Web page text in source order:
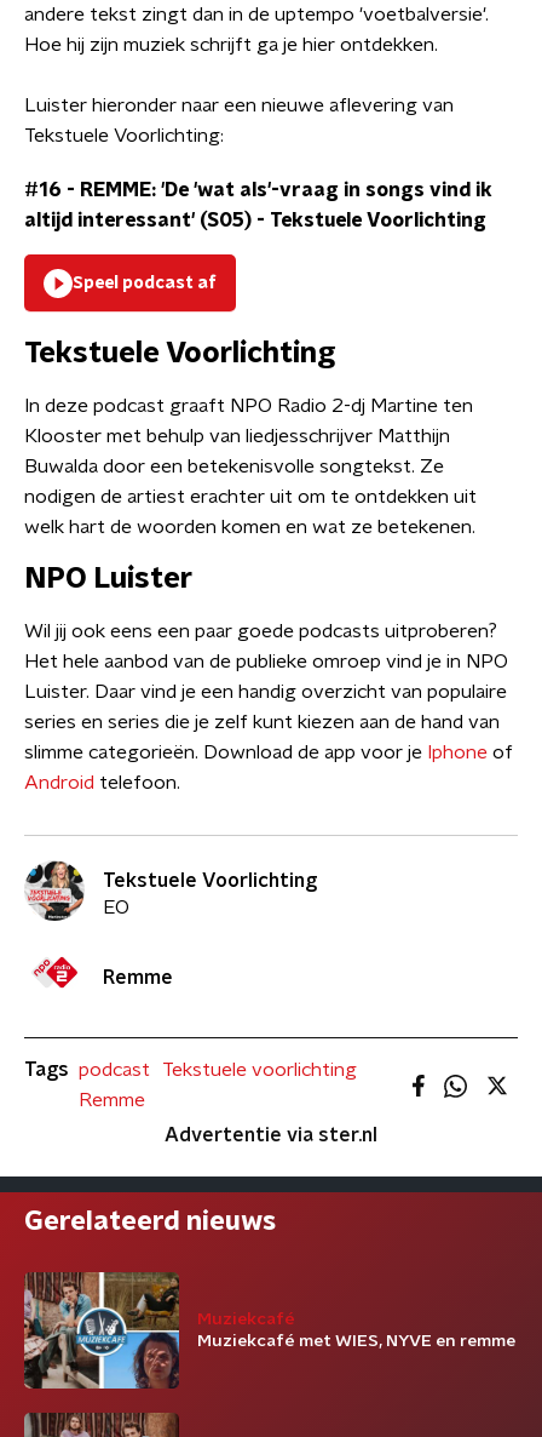
andere tekst zingt dan in de uptempo 'voetbalversie'.
Hoe hij zijn muziek schrijft ga je hier ontdekken.
Luister hieronder naar een nieuwe aflevering van
Tekstuele Voorlichting:
#16 - REMME: 'De 'wat als'-vraag in songs vind ik
altijd interessant' (S05) - Tekstuele Voorlichting
Speel podcast af
Tekstuele Voorlichting
In deze podcast graaft NPO Radio 2-dj Martine ten
Klooster met behulp van liedjesschrijver Matthijn
Buwalda door een betekenisvolle songtekst. Ze
nodigen de artiest erachter uit om te ontdekken uit
welk hart de woorden komen en wat ze betekenen.
NPO Luister
Wil jij ook eens een paar goede podcasts uitproberen?
Het hele aanbod van de publieke omroep vind je in NPO
Luister. Daar vind je een handig overzicht van populaire
series en series die je zelf kunt kiezen aan de hand van
slimme categorieën. Download de app voor je Iphone of
Android telefoon.
Tekstuele Voorlichting
EO
Remme
Tags podcast
Tekstuele voorlichting
Remme
Advertentie via ster.nl
Gerelateerd nieuws
Muziekcafé
Muziekcafé met WIES, NYVE en remme